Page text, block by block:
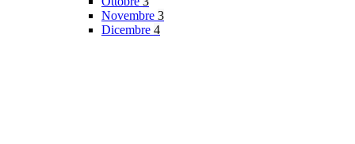
Novembre 3
Dicembre 4